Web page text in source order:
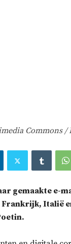
Commons /
gemaakte e-
Italië